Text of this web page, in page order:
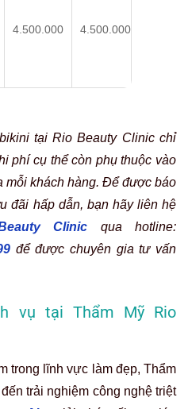
4.500.000 4.500.000
tại Rio Beauty Clinic chỉ
phí cụ thể còn phụ thuộc vào
mỗi khách hàng. Để được báo
đãi hấp dẫn, bạn hãy liên hệ
Clinic qua hotline:
để được chuyên gia tư vấn
vụ tại Thẩm Mỹ Rio
trong lĩnh vực làm đẹp, Thẩm
trải nghiệm công nghệ triệt